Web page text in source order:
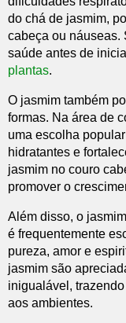
do chá de jasmim,
cabeça ou náuseas.
saúde antes de
plantas.
O jasmim também
formas. Na área de
uma escolha
hidratantes e
jasmim no couro
promover o
Além disso, o
é frequentemente
pureza, amor e
jasmim são
inigualável,
aos ambientes.